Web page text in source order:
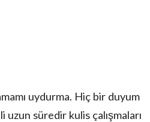
uydurma. Hiç bir duyum
uzun süredir kulis çalışmaları